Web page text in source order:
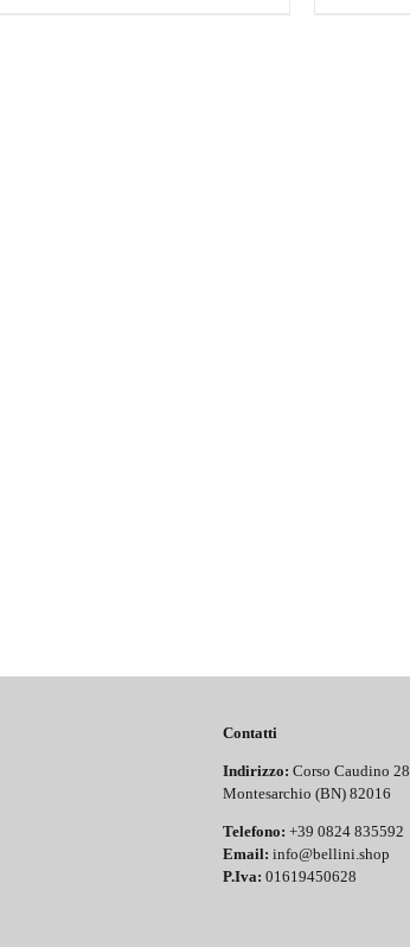
Contatti
Indirizzo: Corso Caudino 28,
Montesarchio (BN) 82016
Telefono: +39 0824 835592
Email: info@bellini.shop
P.Iva: 01619450628